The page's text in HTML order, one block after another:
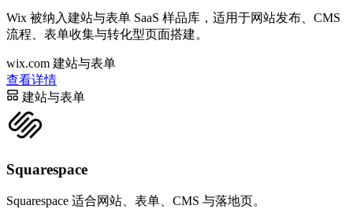
Wix 被纳入建站与表单 SaaS 样品库，适用于网站发布、CMS
流程、表单收集与转化型页面搭建。
wix.com 建站与表单
查看详情
建站与表单
Squarespace
Squarespace 适合网站、表单、CMS 与落地页。